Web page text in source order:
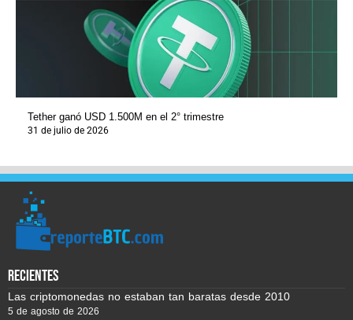
Tether ganó USD 1.500M en el 2° trimestre
31 de julio de 2026
recientes
Las criptomonedas no estaban tan baratas desde 2010
5 de agosto de 2026